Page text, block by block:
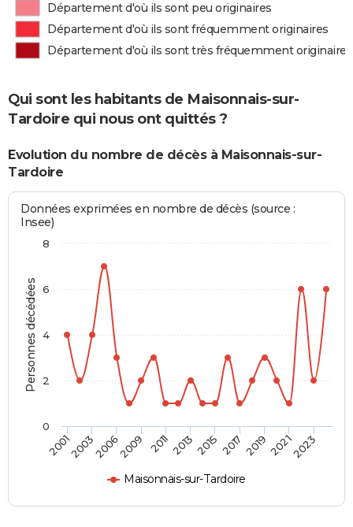
Département d'où ils sont peu originaires
Département d'où ils sont fréquemment originaires
Département d'où ils sont très fréquemment originaires
Qui sont les habitants de Maisonnais-sur-
Tardoire qui nous ont quittés ?
Evolution du nombre de décès à Maisonnais-sur-
Tardoire
Personnes décédées
Données exprimées en nombre de décès (source :
Insee)
Maisonnais-sur-Tardoire
2001200320062009 201120132015 2017 201920212023
0
2
4
6
8